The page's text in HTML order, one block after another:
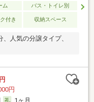
ム
バス・トイレ別
付き 収納スペース
人気の分譲タイプ、
円
1ヶ月